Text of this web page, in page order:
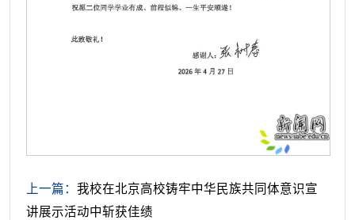
上一篇： 我校在北京高校铸牢中华民族共同体意识宣
讲展示活动中斩获佳绩